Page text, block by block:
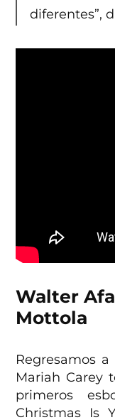
diferentes”,
Walter
Mottola
Regresamos
Mariah Carey
primeros
Christmas Is